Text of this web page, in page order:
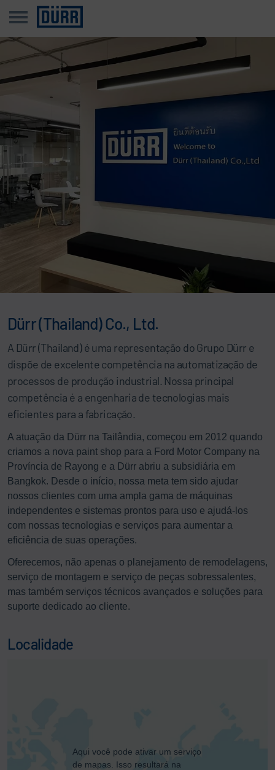
Dürr (Thailand) Co., Ltd.
A Dürr (Thailand) é uma representação do Grupo Dürr e
dispõe de excelente competência na automatização de
processos de produção industrial. Nossa principal
competência é a engenharia de tecnologias mais
eficientes para a fabricação.
A atuação da Dürr na Tailândia, começou em 2012 quando
criamos a nova paint shop para a Ford Motor Company na
Província de Rayong e a Dürr abriu a subsidiária em
Bangkok. Desde o início, nossa meta tem sido ajudar
nossos clientes com uma ampla gama de máquinas
independentes e sistemas prontos para uso e ajudá-los
com nossas tecnologias e serviços para aumentar a
eficiência de suas operações.
Oferecemos, não apenas o planejamento de remodelagens,
serviço de montagem e serviço de peças sobressalentes,
mas também serviços técnicos avançados e soluções para
suporte dedicado ao cliente.
Localidade
Aqui você pode ativar um serviço
de mapas. Isso resultará na